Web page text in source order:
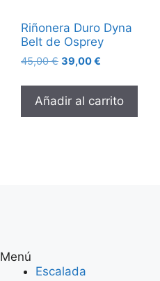
Riñonera Duro Dyna
Belt de Osprey
45,00€ 39,00€
Añadir al carrito
Menú
Escalada